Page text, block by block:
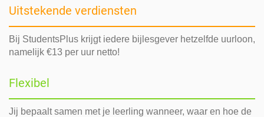
Uitstekende verdiensten
Bij StudentsPlus krijgt iedere bijlesgever hetzelfde uurloon,
namelijk €13 per uur netto!
Flexibel
Jij bepaalt samen met je leerling wanneer, waar en hoe de